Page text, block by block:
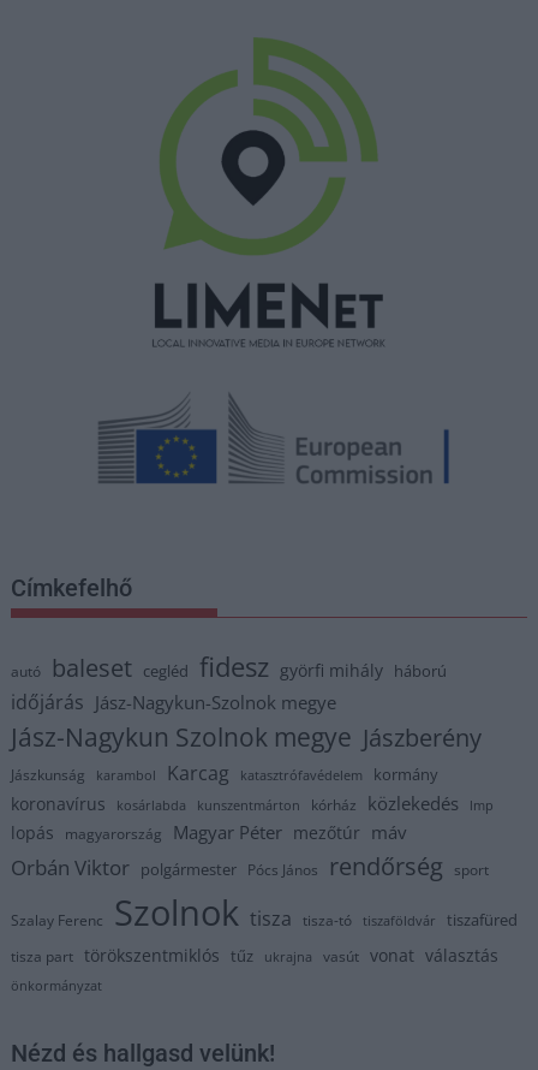
Címkefelhő
autó baleset cegléd fidesz györfi mihály háború
időjárás Jász-Nagykun-Szolnok megye
Jász-Nagykun Szolnok megye Jászberény
Jászkunság karambol Karcag katasztrófavédelem kormány
koronavírus kosárlabda kunszentmárton kórház közlekedés lmp
lopás magyarország Magyar Péter mezőtúr máv
Orbán Viktor polgármester Pócs János rendőrség sport
Szalay Ferenc Szolnok tisza tisza-tó tiszaföldvár tiszafüred
tisza part törökszentmiklós tűz ukrajna vasút vonat választás
önkormányzat
Nézd és hallgasd velünk!